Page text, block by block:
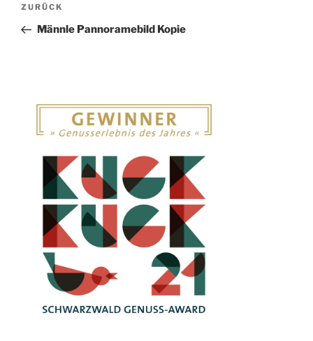
Vorheriger
Beitrag
ZURÜCK
Männle Pannoramebild Kopie